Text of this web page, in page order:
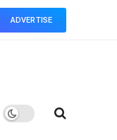
ADVERTISE